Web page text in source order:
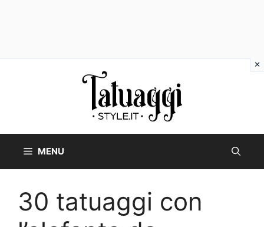
MENU
30 tatuaggi con